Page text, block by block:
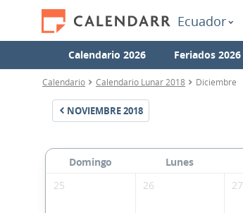
Ecuador
Calendario 2026 Feriados 2026
Calendario Calendario Lunar 2018 Diciembre
NOVIEMBRE2018
Domingo Lunes
25
26 27